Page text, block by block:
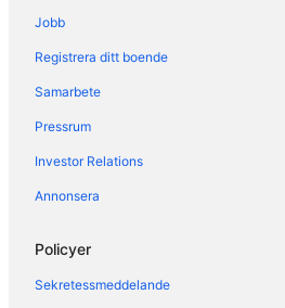
Hotell i Lucca
Hotell i Marlia
Hotell i Partigliano
Hotell i Pescia
Jobb
Registrera ditt boende
Samarbete
Pressrum
Investor Relations
Annonsera
Policyer
Sekretessmeddelande